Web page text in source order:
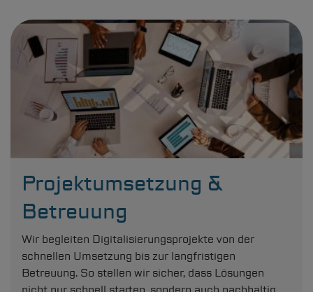
Projektumsetzung &
Betreuung
Wir begleiten Digitalisierungsprojekte von der
schnellen Umsetzung bis zur langfristigen
Betreuung. So stellen wir sicher, dass Lösungen